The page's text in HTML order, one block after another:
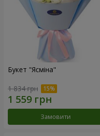
Букет "Ясміна"
1 834 грн
Замовити